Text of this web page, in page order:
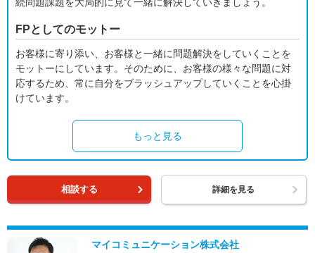
FPとしてのモットー
お客様に寄り添い、お客様と一緒に問題解決をしていくことを
モットーにしています。そのために、お客様の様々な問題に対
応するため、常に自分をブラッシュアップしていくことを心掛
けています。
もっと見る
相談する 詳細を見る
マイコミュニケーション株式会社